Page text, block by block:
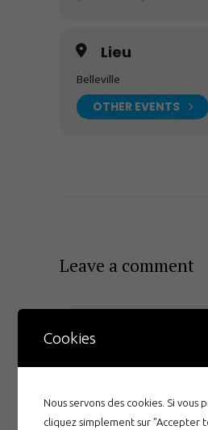
Lieu
Belleville
OTHER EVENTS
Leave a comment
Cookies
Nous servons des cookies. Si vous
cliquez simplement sur "Accepter